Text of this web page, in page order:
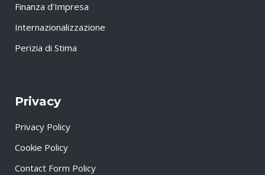
Finanza d’Impresa
Internazionalizzazione
Perizia di Stima
Privacy
Privacy Policy
Cookie Policy
Contact Form Policy